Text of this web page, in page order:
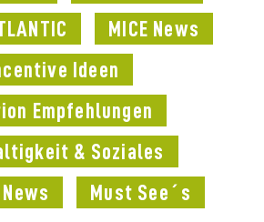
MICE News
Ideen
Empfehlungen
& Soziales
Must See´s